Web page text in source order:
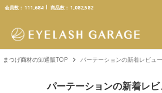
text.skipToContent
text.skipToNavigation
会員数： 111,684 商品数： 1,082,582
まつげ商材の卸通販TOP パーテーションの新着レビュ
パーテーションの新着レビ